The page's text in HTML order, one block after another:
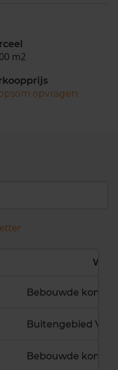
m2
opvragen
U
V
Wijk
Bebouwde kom
Buitengebied
Bebouwde kom